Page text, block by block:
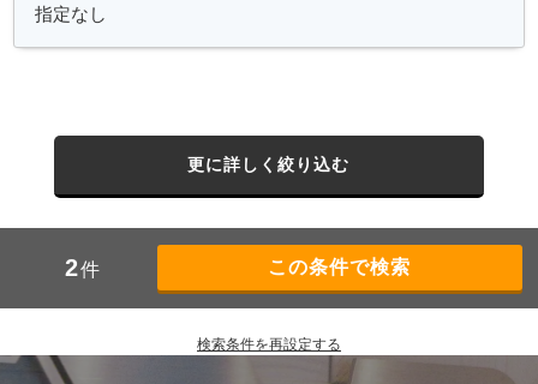
更に詳しく絞り込む
2件
検索条件を再設定する